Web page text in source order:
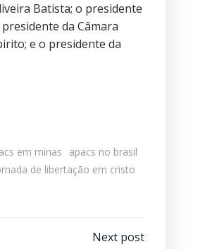
Batista; o presidente
da Câmara
e o presidente da
em minas
apacs no brasil
de libertação em cristo
Next post